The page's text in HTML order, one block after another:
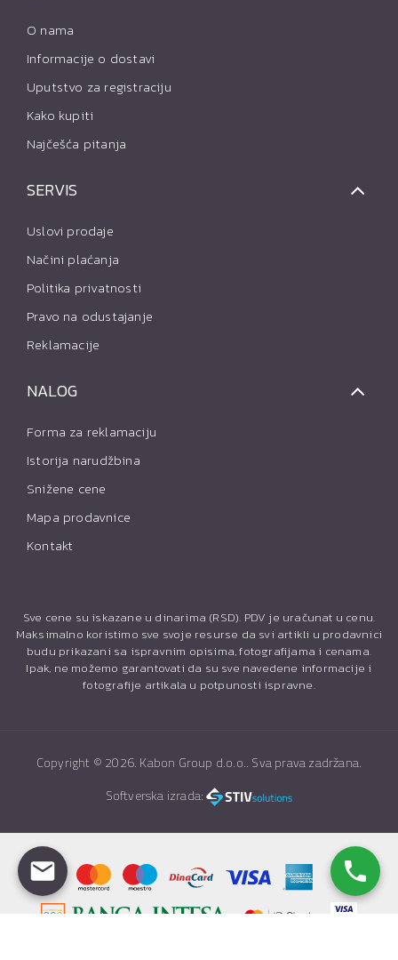
O nama
Informacije o dostavi
Uputstvo za registraciju
Kako kupiti
Najčešća pitanja
SERVIS
Uslovi prodaje
Načini plaćanja
Politika privatnosti
Pravo na odustajanje
Reklamacije
NALOG
Forma za reklamaciju
Istorija narudžbina
Snižene cene
Mapa prodavnice
Kontakt
Sve cene su iskazane u dinarima (RSD). PDV je uračunat u cenu.
Maksimalno koristimo sve svoje resurse da svi artikli u prodavnici
budu prikazani sa ispravnim opisima, fotografijama i cenama.
Ipak, ne možemo garantovati da su sve navedene informacije i
fotografije artikala u potpunosti ispravne.
Copyright © 2026. Kabon Group d.o.o.. Sva prava zadržana.
Softverska izrada: